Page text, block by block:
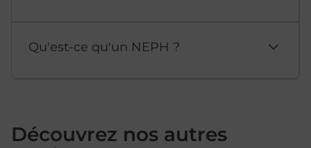
Qu'est-ce qu'un NEPH ?
Découvrez nos autres